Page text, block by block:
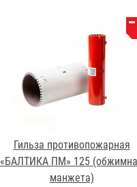
Гильза противопожарная
«БАЛТИКА ПМ» 125
манжета)